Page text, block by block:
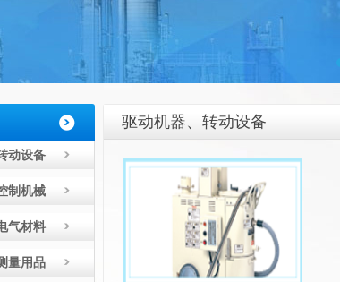
动设备
制机械
气材料
量用品
驱动机器、转动设备